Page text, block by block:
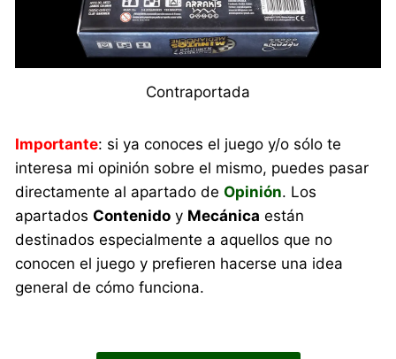
Contraportada
Importante: si ya conoces el juego y/o sólo te
interesa mi opinión sobre el mismo, puedes pasar
directamente al apartado deOpinión. Los
apartadosContenido y Mecánica están
destinados especialmente a aquellos que no
conocen el juego y prefieren hacerse una idea
general de cómo funciona.